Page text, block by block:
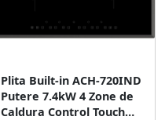
Plita Built-in ACH-720IND
Putere 7.4kW 4 Zone de
Caldura Control Touch